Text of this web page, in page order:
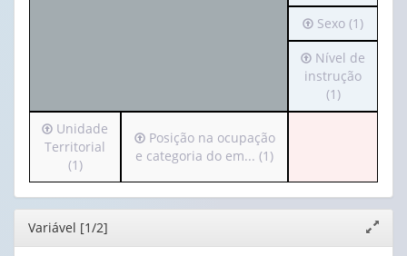
para
o
cabeçalho
(possui
apenas
valor):
Irá
para
o
cabeçalho
(possui
apenas
Sexo
Sexo (1)
Irá
para
cabeçalho
valor):
Nível de
instrução
(1)
Irá
para
cabeçalho
(possui
apenas
1
Unidade
Territorial
(1)
Irá
para
(possui
1
Posição na ocupação
e categoria do em... (1)
Editor
janela
Variável [1/2]